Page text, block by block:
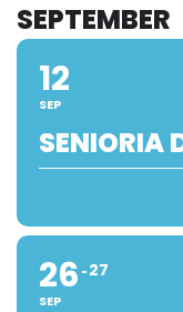
SEPTEMBER
12
SEP
SENIORIA
26
SEP
27